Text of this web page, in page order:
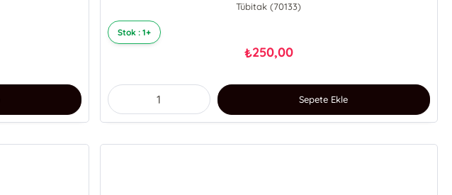
Tübitak (70133)
Stok : 1+
₺250,00
Sepete Ekle